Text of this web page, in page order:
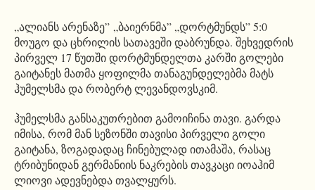
„ალიანს არენაზე” „ბაიერნმა” „დორტმუნდს” 5:0
მოუგო და ცხრილის სათავეში დაბრუნდა. შეხვედრის
პირველ 17 წუთში დორტმუნდელთა კარში გოლები
გაიტანეს მათმა ყოფილმა თანაგუნდელებმა მატს
ჰუმელსმა და რობერტ ლევანდოვსკიმ.
ჰუმელსმა განსაკუთრებით გამოიჩინა თავი. გარდა
იმისა, რომ მან სეზონში თავისი პირველი გოლი
გაიტანა, ზოგადადაც ჩინებულად ითამაშა, რასაც
ტრიბუნიდან გერმანიის ნაკრების თავკაცი იოაჰიმ
ლიოვი ადევნებდა თვალყურს.